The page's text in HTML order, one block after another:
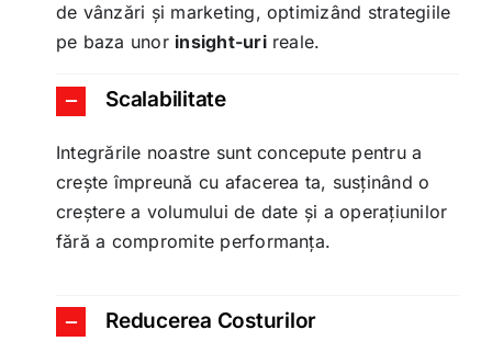
de vânzări și marketing, optimizând strategiile
pe baza unor insight-urireale.
Scalabilitate
Integrările noastre sunt concepute pentru a
crește împreună cu afacerea ta, susținând o
creștere a volumului de date și a operațiunilor
fără a compromite performanța.
Reducerea Costurilor